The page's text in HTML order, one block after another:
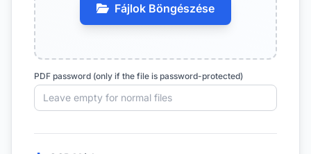
Fájlok Böngészése
PDF password (only if the file is password-protected)